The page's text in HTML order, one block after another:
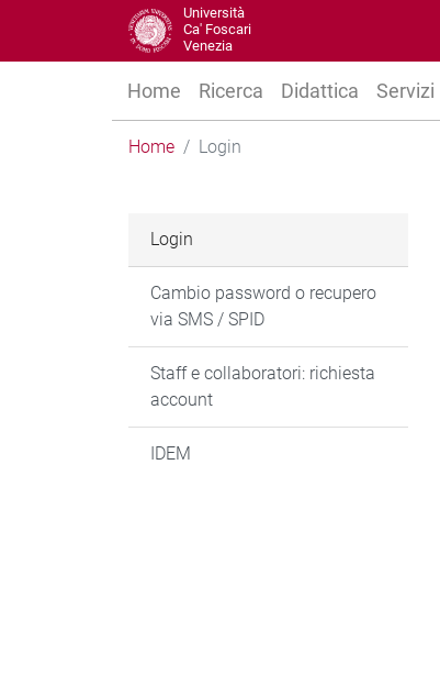
Università
Ca' Foscari
Venezia
Home Ricerca Didattica Servizi
Home Login
Login
Cambio password o recupero
via SMS / SPID
Staff e collaboratori: richiesta
account
IDEM